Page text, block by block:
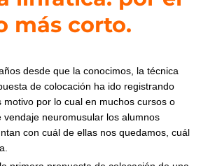
más corto.
desde que la conocimos, la técnica
de colocación ha ido registrando
motivo por lo cual en muchos cursos o
vendaje neuromusular los alumnos
con cuál de ellas nos quedamos, cuál